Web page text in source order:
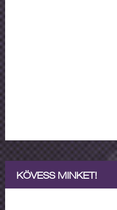
KÖVESS MINKET!